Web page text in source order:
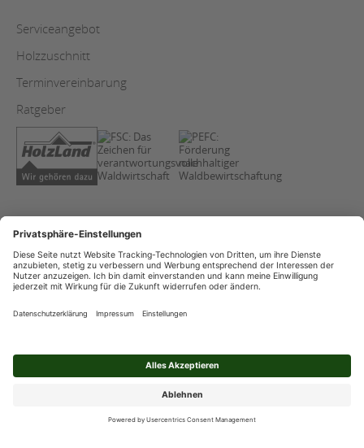
Serviceangebot
Holzzuschnitt
Terminvereinbarung
Ratgeber
AGB
Datenschutz
Impressum
Streitschlichtung